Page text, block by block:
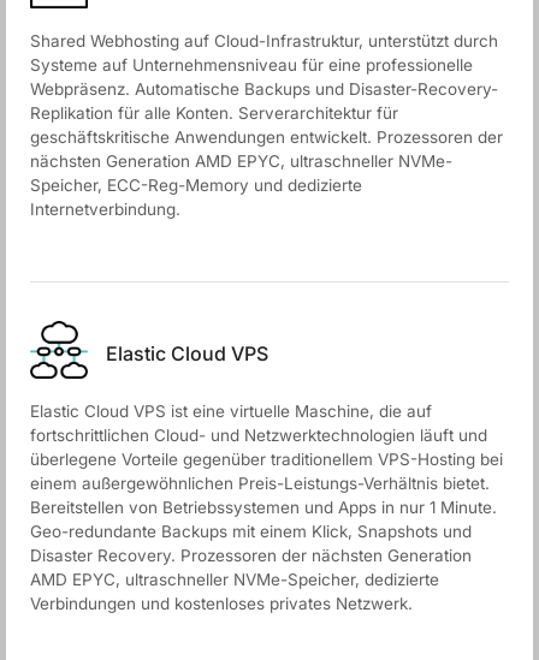
Shared Webhosting auf Cloud-Infrastruktur, unterstützt durch
Systeme auf Unternehmensniveau für eine professionelle
Webpräsenz. Automatische Backups und Disaster-Recovery-
Replikation für alle Konten. Serverarchitektur für
geschäftskritische Anwendungen entwickelt. Prozessoren der
nächsten Generation AMD EPYC, ultraschneller NVMe-
Speicher, ECC-Reg-Memory und dedizierte
Internetverbindung.
Elastic Cloud VPS
Elastic Cloud VPS ist eine virtuelle Maschine, die auf
fortschrittlichen Cloud- und Netzwerktechnologien läuft und
überlegene Vorteile gegenüber traditionellem VPS-Hosting bei
einem außergewöhnlichen Preis-Leistungs-Verhältnis bietet.
Bereitstellen von Betriebssystemen und Apps in nur 1 Minute.
Geo-redundante Backups mit einem Klick, Snapshots und
Disaster Recovery. Prozessoren der nächsten Generation
AMD EPYC, ultraschneller NVMe-Speicher, dedizierte
Verbindungen und kostenloses privates Netzwerk.